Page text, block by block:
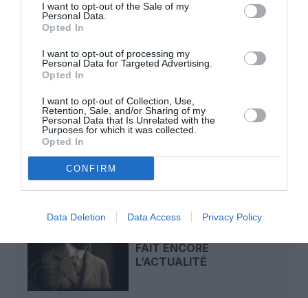
I want to opt-out of the Sale of my
Personal Data.
Opted In
I want to opt-out of processing my
Personal Data for Targeted Advertising.
Opted In
I want to opt-out of Collection, Use,
Retention, Sale, and/or Sharing of my
Personal Data that Is Unrelated with the
Purposes for which it was collected.
Opted In
CONFIRM
Data Deletion Data Access Privacy Policy
CIEL : UNE
DÉMONSTRATION
PUBLIQUE...
LE 7 AOÛT 1909 DANS LE
FAIT ENCORE
L’ACTUALITÉ